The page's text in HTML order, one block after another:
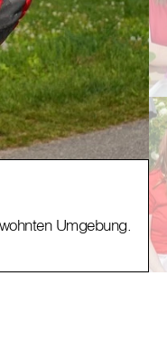
Umgebung.